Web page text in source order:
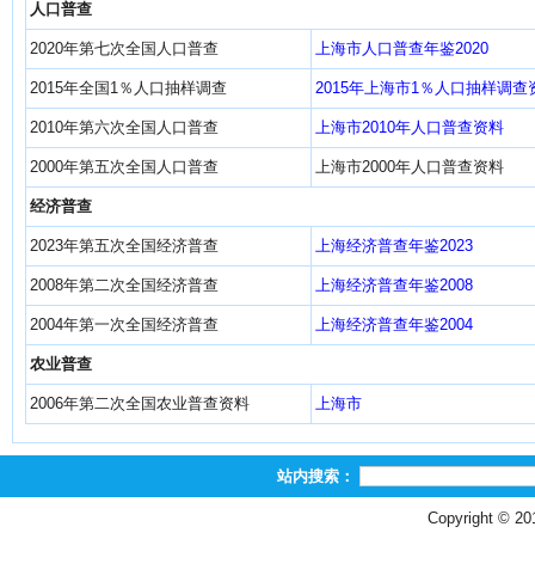
人口普查
2020年第七次全国人口普查 上海市人口普查年鉴2020
2015年全国1％人口抽样调查 2015年上海市1％人口抽样调查
2010年第六次全国人口普查 上海市2010年人口普查资料
2000年第五次全国人口普查 上海市2000年人口普查资料
经济普查
2023年第五次全国经济普查 上海经济普查年鉴2023
2008年第二次全国经济普查 上海经济普查年鉴2008
2004年第一次全国经济普查 上海经济普查年鉴2004
农业普查
2006年第二次全国农业普查资料 上海市
站内搜索：
Copyright ©